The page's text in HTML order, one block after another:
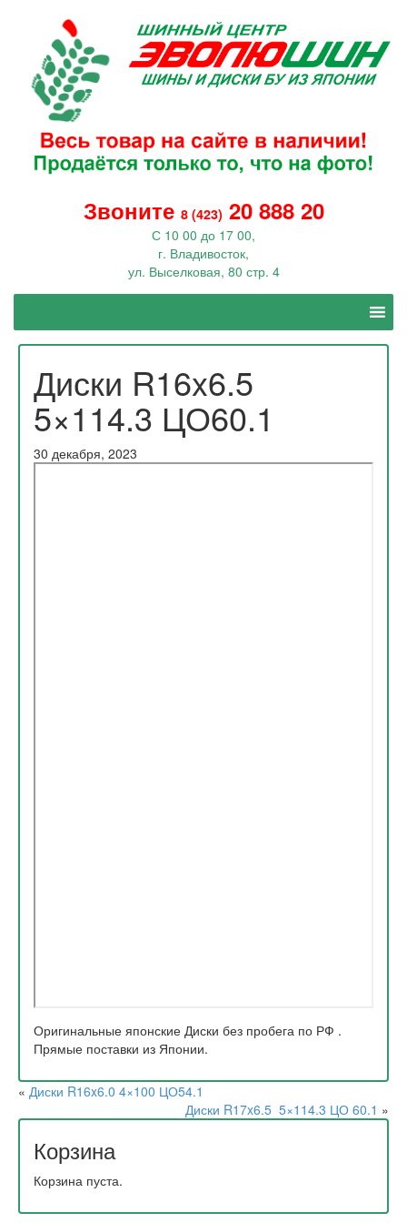
Звоните 8 (423) 20 888 20
С 10 00 до 17 00,
г. Владивосток,
ул. Выселковая, 80 стр. 4
Диски R16x6.5
5×114.3 ЦО60.1
30 декабря, 2023
Оригинальные японские Диски без пробега по РФ .
Прямые поставки из Японии.
« Диски R16x6.0 4×100 ЦО54.1
Диски R17x6.5 5×114.3 ЦО 60.1 »
Корзина
Корзина пуста.